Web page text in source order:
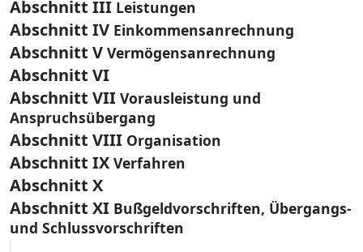
Abschnitt III Leistungen
Abschnitt IV Einkommensanrechnung
Abschnitt V Vermögensanrechnung
Abschnitt VI
Abschnitt VII Vorausleistung und
Anspruchsübergang
Abschnitt VIII Organisation
Abschnitt IX Verfahren
Abschnitt X
Abschnitt XI Bußgeldvorschriften, Übergangs-
und Schlussvorschriften